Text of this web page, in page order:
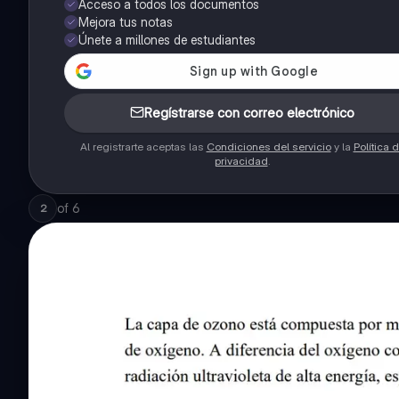
Acceso a todos los documentos
Mejora tus notas
Únete a millones de estudiantes
Regístrarse con correo electrónico
Al registrarte aceptas las Condiciones del servicioy la Política
privacidad.
2 of 6